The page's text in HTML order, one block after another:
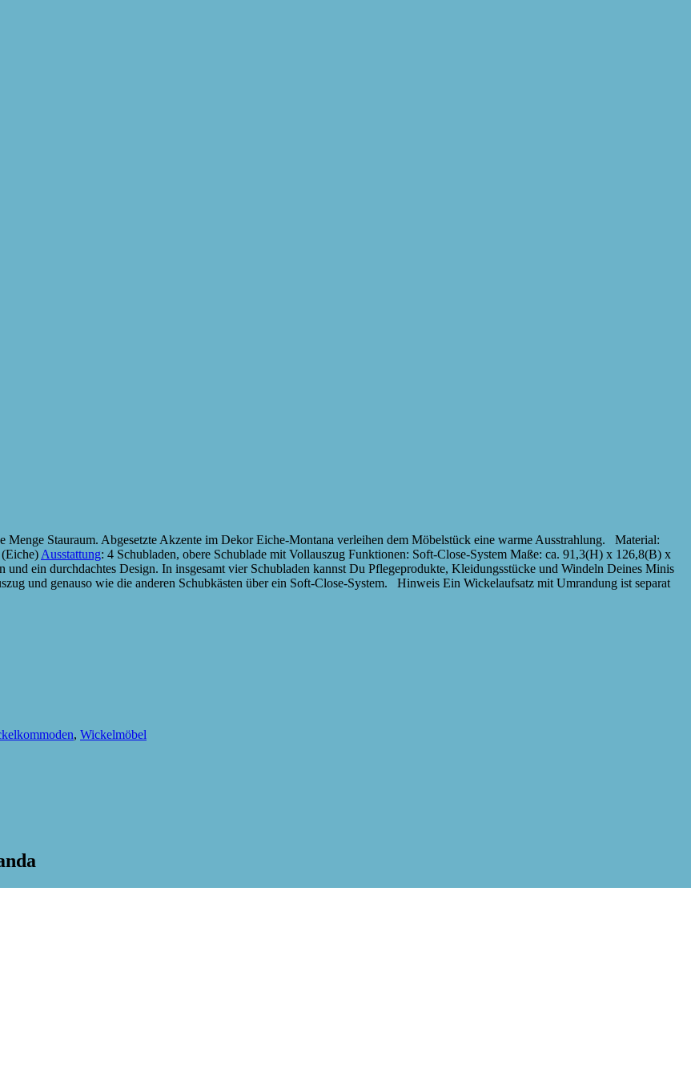
Menge Stauraum. Abgesetzte Akzente im Dekor Eiche-Montana verleihen dem Möbelstück eine warme Ausstrahlung. Material:
Ausstattung: 4 Schubladen, obere Schublade mit Vollauszug Funktionen: Soft-Close-System Maße: ca. 91,3(H) x 126,8(B) x
ein durchdachtes Design. In insgesamt vier Schubladen kannst Du Pflegeprodukte, Kleidungsstücke und Windeln Deines Minis
und genauso wie die anderen Schubkästen über ein Soft-Close-System. Hinweis Ein Wickelaufsatz mit Umrandung ist separat
, Wickelmöbel